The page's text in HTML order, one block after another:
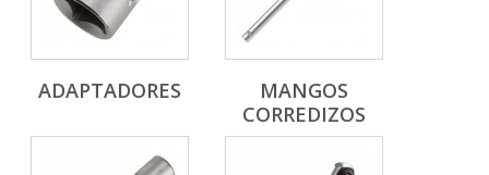
ADAPTADORES
MANGOS
CORREDIZOS